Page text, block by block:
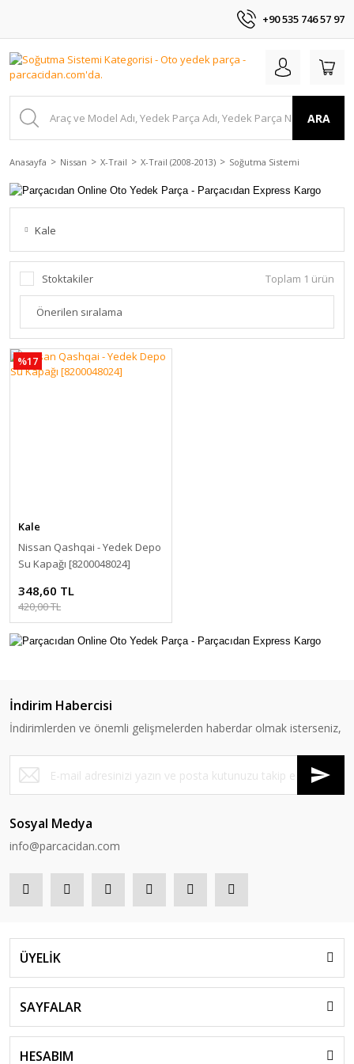
+90 535 746 57 97
ARA
Anasayfa Nissan X-Trail X-Trail (2008-2013) Soğutma Sistemi
Kale
Stoktakiler Toplam 1 ürün
%17
Kale
Nissan Qashqai - Yedek Depo
Su Kapağı [8200048024]
348,60 TL
420,00 TL
İndirim Habercisi
İndirimlerden ve önemli gelişmelerden haberdar olmak isterseniz,
Sosyal Medya
info@parcacidan.com
ÜYELİK
SAYFALAR
HESABIM